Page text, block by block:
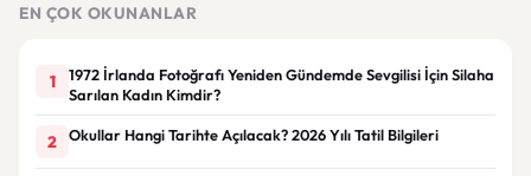
EN ÇOK OKUNANLAR
1
1972 İrlanda Fotoğrafı Yeniden Gündemde Sevgilisi İçin Silaha
Sarılan Kadın Kimdir?
2 Okullar Hangi Tarihte Açılacak? 2026 Yılı Tatil Bilgileri